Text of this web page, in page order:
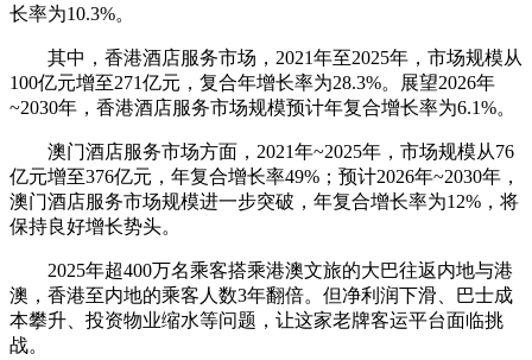
长率为10.3%。
其中，香港酒店服务市场，2021年至2025年，市场规模从
100亿元增至271亿元，复合年增长率为28.3%。展望2026年
~2030年，香港酒店服务市场规模预计年复合增长率为6.1%。
澳门酒店服务市场方面，2021年~2025年，市场规模从76
亿元增至376亿元，年复合增长率49%；预计2026年~2030年，
澳门酒店服务市场规模进一步突破，年复合增长率为12%，将
保持良好增长势头。
2025年超400万名乘客搭乘港澳文旅的大巴往返内地与港
澳，香港至内地的乘客人数3年翻倍。但净利润下滑、巴士成
本攀升、投资物业缩水等问题，让这家老牌客运平台面临挑
战。